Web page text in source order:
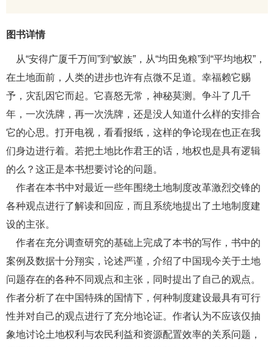
图书详情
从“安得广厦千万间”到“蚁族”，从“均田免粮”到“平均地权”，
在土地面前，人类的进步也许有点微不足道。幸福赖它赐
予，灾乱因它而起。它喜怒无常，神秘莫测。争斗了几千
年，一次洗牌，再一次洗牌，还是没人知道什么样的安排合
它的心思。打开电视，看看报纸，这样的争论现在也正在我
们身边进行着。若把土地比作君王的话，地权也是具有逻辑
的么？这正是本书想要讨论的问题。
作者在本书中对最近一些年围绕土地制度改革激烈交锋的
各种观点进行了解读和回应，而且系统地提出了土地制度建
设的主张。
作者在充分调查研究的基础上完成了本书的写作，书中的
案例及数据十分翔实，论述严谨，介绍了中国现今关于土地
问题存在的各种不同观点和主张，同时提出了自己的观点。
作者分析了在中国特殊的国情下，何种制度建设最具有可行
性并对自己的观点进行了充分地论证。作者认为不应该仅抽
象地讨论土地权利与农民利益和资源配置效率的关系问题，